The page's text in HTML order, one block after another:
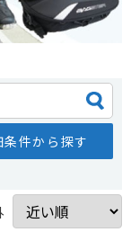
条件から探す